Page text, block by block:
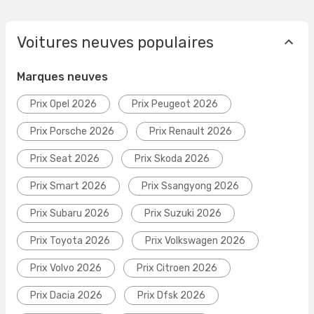
Voitures neuves populaires
Marques neuves
Prix Opel 2026 Prix Peugeot 2026
Prix Porsche 2026 Prix Renault 2026
Prix Seat 2026 Prix Skoda 2026
Prix Smart 2026 Prix Ssangyong 2026
Prix Subaru 2026 Prix Suzuki 2026
Prix Toyota 2026 Prix Volkswagen 2026
Prix Volvo 2026 Prix Citroen 2026
Prix Dacia 2026 Prix Dfsk 2026